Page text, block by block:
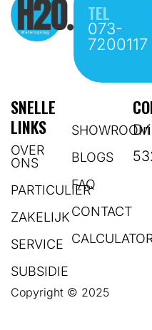
TEL
073-
7200117
SNELLE
LINKS
OVER
ONS
PARTICULIER
ZAKELIJK
SERVICE
SUBSIDIE
SHOWROOM
BLOGS
FAQ
CONTACT
Copyright © 2025